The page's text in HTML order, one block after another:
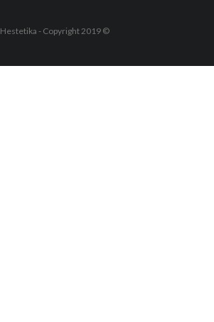
Hestetika - Copyright 2019 ©